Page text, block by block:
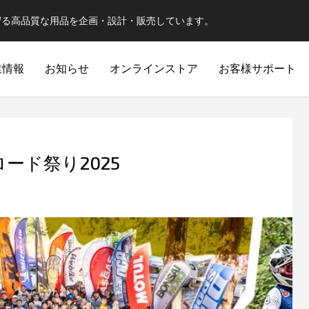
高品質な用品を企画・設計・販売しています。
報 お知らせ オンラインストア お客様サポート
スポーツジェット
SPORTS-JET
ジェット
JET
ード祭り2025
オフロード入門者からベテランライダーまで